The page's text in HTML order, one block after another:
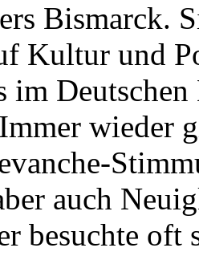
Bismarck.
Kultur und
im
wieder
auch
besuchte oft